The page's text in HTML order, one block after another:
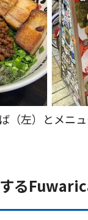
（左）とメニュ
る